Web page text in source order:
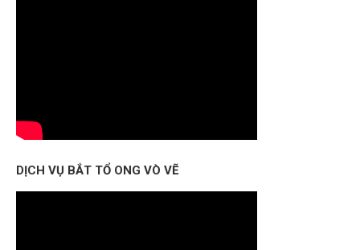
DỊCH VỤ BẮT TỔ ONG VÒ VẼ